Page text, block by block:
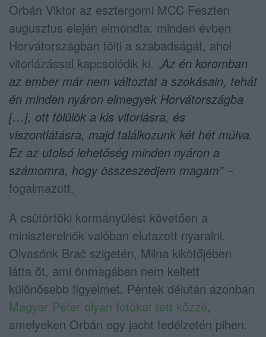
Orbán Viktor az esztergomi MCC Feszten
augusztus elején elmondta: minden évben
Horvátországban tölti a szabadságát, ahol
vitorlázással kapcsolódik ki. „Az én koromban
az ember már nem változtat a szokásain, tehát
én minden nyáron elmegyek Horvátországba
[…], ott fölülök a kis vitorlásra, és
viszontlátásra, majd találkozunk két hét múlva.
Ez az utolsó lehetőség minden nyáron a
számomra, hogy összeszedjem magam”–
fogalmazott.
A csütörtöki kormányülést követően a
miniszterelnök valóban elutazott nyaralni.
Olvasónk Brač szigetén, Milna kikötőjében
látta őt, ami önmagában nem keltett
különösebb figyelmet. Péntek délután azonban
Magyar Péter olyan fotókat tett közzé,
amelyeken Orbán egy jacht fedélzetén pihen.